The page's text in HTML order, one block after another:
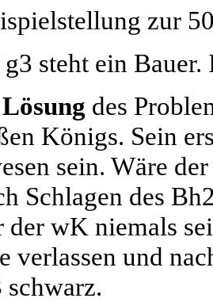
steht ein
Lösung des
Königs. Sein
sein. Wäre
Schlagen des
der wK niemals
verlassen und
schwarz.